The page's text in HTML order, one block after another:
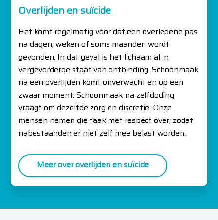
Overlijden en suïcide
Het komt regelmatig voor dat een overledene pas
na dagen, weken of soms maanden wordt
gevonden. In dat geval is het lichaam al in
vergevorderde staat van ontbinding. Schoonmaak
na een overlijden komt onverwacht en op een
zwaar moment. Schoonmaak na zelfdoding
vraagt om dezelfde zorg en discretie. Onze
mensen nemen die taak met respect over, zodat
nabestaanden er niet zelf mee belast worden.
Meer over overlijden en suïcide